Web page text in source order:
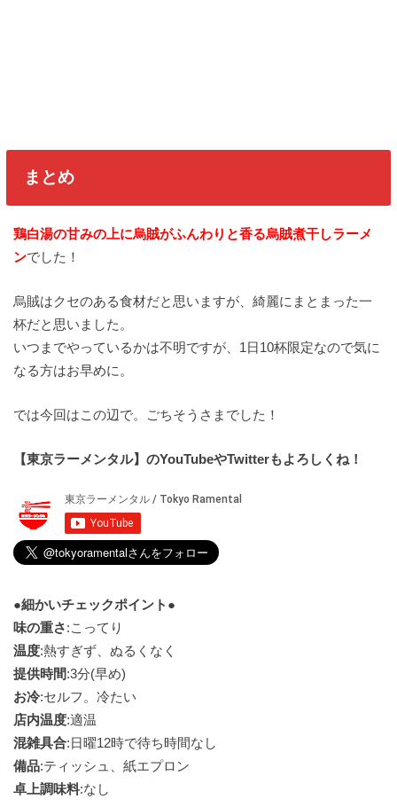
まとめ
鶏白湯の甘みの上に烏賊がふんわりと香る烏賊煮干しラーメ
ンでした！
烏賊はクセのある食材だと思いますが、綺麗にまとまった一
杯だと思いました。
いつまでやっているかは不明ですが、1日10杯限定なので気に
なる方はお早めに。
では今回はこの辺で。ごちそうさまでした！
【東京ラーメンタル】のYouTubeやTwitterもよろしくね！
●細かいチェックポイント●
味の重さ:こってり
温度:熱すぎず、ぬるくなく
提供時間:3分(早め)
お冷:セルフ。冷たい
店内温度:適温
混雑具合:日曜12時で待ち時間なし
備品:ティッシュ、紙エプロン
卓上調味料:なし